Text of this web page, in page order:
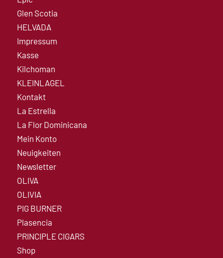
Glen Scotia
HELVADA
Impressum
Kasse
Kilchoman
KLEINLAGEL
Kontakt
La Estrella
La Flor Dominicana
Mein Konto
Neuigkeiten
Newsletter
OLIVA
OLIVIA
PIG BURNER
Plasencia
PRINCIPLE CIGARS
Shop